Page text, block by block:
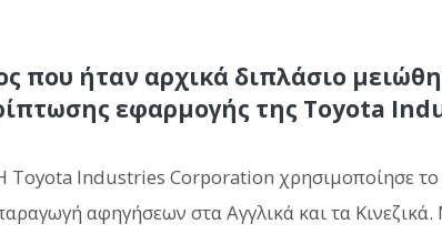
που ήταν αρχικά διπλάσιο
εφαρμογής της Toyota
Toyota Industries Corporation χρησιμοποίησε το
αφηγήσεων στα Αγγλικά και τα